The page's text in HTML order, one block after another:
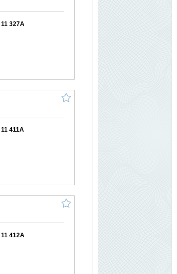
11 327A
11 411A
11 412A